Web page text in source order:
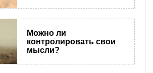
Можно ли
контролировать свои
мысли?